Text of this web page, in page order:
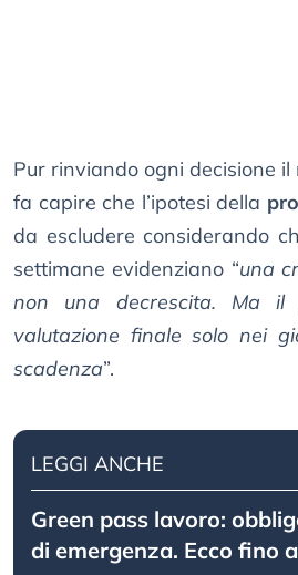
Pur rinviando ogni decisione
fa capire che l’ipotesi della
da escludere considerando
settimane evidenziano “una
non una decrescita. Ma il
valutazione finale solo nei
scadenza”.
LEGGI ANCHE
Green pass lavoro:
di emergenza. Ecco fino